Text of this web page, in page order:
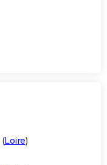
(Loire)